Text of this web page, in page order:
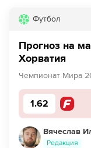
51´ Андрей
51´ Панама
поля
угловой с
53´ Хорватия
поля
Футбол
Прогноз на
Хорватия
Чемпионат Мира
1.62
Вячеслав
Редакция